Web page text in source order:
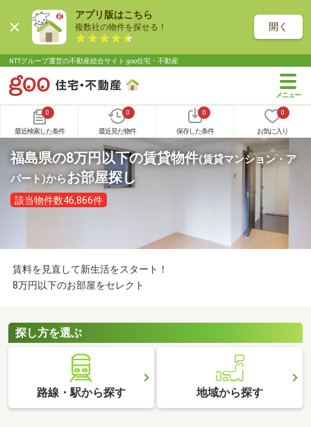
アプリ版はこちら
複数社の物件を探せる！ 開く
NTTグループ運営の不動産総合サイト goo住宅・不動産
0
最近検索した条件
0
最近見た物件
0
保存した条件
0
お気に入り
福島県の8万円以下の賃貸物件(賃貸マンション・ア
パート)からお部屋探し
該当物件数46,866件
賃料を見直して新生活をスタート！
8万円以下のお部屋をセレクト
探し方を選ぶ
路線・駅から探す 地域から探す